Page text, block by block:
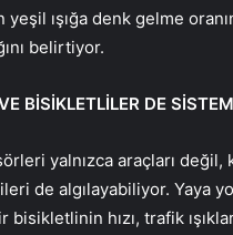
ışığa denk gelme
belirtiyor.
BİSİKLETLİLER DE
yalnızca araçları değil,
de algılayabiliyor. Yaya
hızı, trafik